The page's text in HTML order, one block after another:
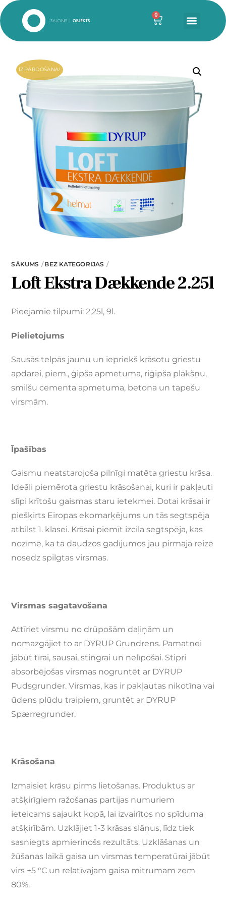
0
IZPĀRDOŠANA!
SĀKUMS BEZ KATEGORIJAS
Loft Ekstra Dækkende 2.25l
Pieejamie tilpumi: 2,25l, 9l.
Pielietojums
Sausās telpās jaunu un iepriekš krāsotu griestu
apdarei, piem., ģipša apmetuma, riģipša plākšņu,
smilšu cementa apmetuma, betona un tapešu
virsmām.
Īpašības
Gaismu neatstarojoša pilnīgi matēta griestu krāsa.
Ideāli piemērota griestu krāsošanai, kuri ir pakļauti
slīpi krītošu gaismas staru ietekmei. Dotai krāsai ir
piešķirts Eiropas ekomarķējums un tās segtspēja
atbilst 1. klasei. Krāsai piemīt izcila segtspēja, kas
nozīmē, ka tā daudzos gadījumos jau pirmajā reizē
nosedz spilgtas virsmas.
Virsmas sagatavošana
Attīriet virsmu no drūpošām daļiņām un
nomazgājiet to ar DYRUP Grundrens. Pamatnei
jābūt tīrai, sausai, stingrai un nelīpošai. Stipri
absorbējošas virsmas nogruntēt ar DYRUP
Pudsgrunder. Virsmas, kas ir pakļautas nikotīna vai
ūdens plūdu traipiem, gruntēt ar DYRUP
Spærregrunder.
Krāsošana
Izmaisiet krāsu pirms lietošanas. Produktus ar
atšķirīgiem ražošanas partijas numuriem
ieteicams sajaukt kopā, lai izvairītos no spīduma
atšķirībām. Uzklājiet 1-3 krāsas slāņus, līdz tiek
sasniegts apmierinošs rezultāts. Uzklāšanas un
žūšanas laikā gaisa un virsmas temperatūrai jābūt
virs +5 °C un relatīvajam gaisa mitrumam zem
80%.